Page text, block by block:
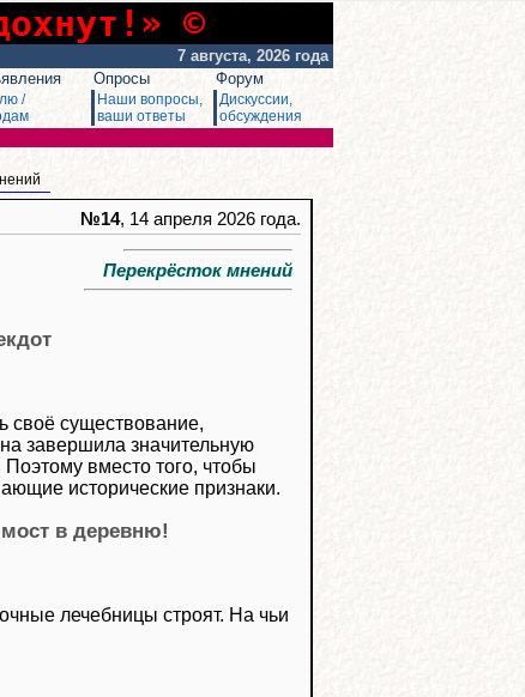
©
7 августа, 2026 года
/
Опросы
Наши вопросы,
ваши ответы
Форум
Дискуссии,
обсуждения
№14, 14 апреля 2026 года.
Перекрёсток мнений
своё существование,
завершила значительную
Поэтому вместо того, чтобы
исторические признаки.
в деревню!
лечебницы строят. На чьи